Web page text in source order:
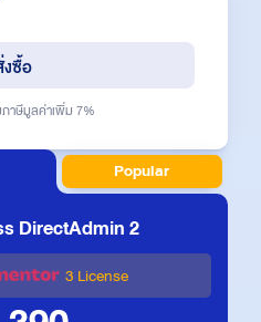
ซื้อ
ภาษีมูลค่าเพิ่ม 7%
Popular
DirectAdmin 2
3 License